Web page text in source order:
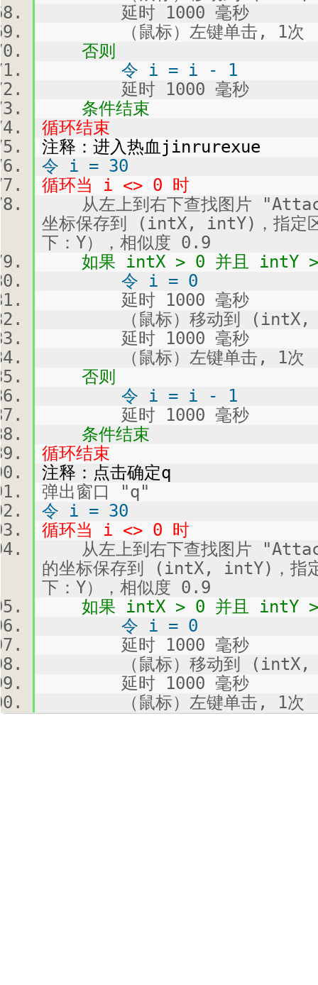
延时 1000 毫秒
（鼠标）左键单击, 1次
否则
令 i = i - 1
延时 1000 毫秒
条件结束
循环结束
注释：进入热血jinrurexue
令 i = 30
循环当 i <> 0 时
从左上到右下查找图片
坐标保存到 (intX, intY)，指定区
下：Y），相似度 0.9
如果 intX > 0 并且 intY
令 i = 0
延时 1000 毫秒
（鼠标）移动到 (intX,
延时 1000 毫秒
（鼠标）左键单击, 1次
否则
令 i = i - 1
延时 1000 毫秒
条件结束
循环结束
注释：点击确定q
弹出窗口 "q"
令 i = 30
循环当 i <> 0 时
从左上到右下查找图片
的坐标保存到 (intX, intY)，指定
下：Y），相似度 0.9
如果 intX > 0 并且 intY
令 i = 0
延时 1000 毫秒
（鼠标）移动到 (intX,
延时 1000 毫秒
（鼠标）左键单击, 1次